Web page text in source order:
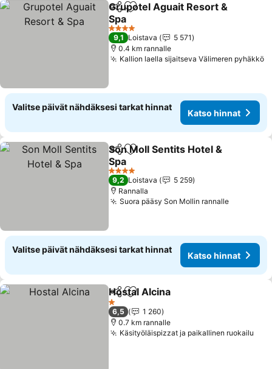
Jaa Lisää suosikkeihin
Grupotel Aguait Resort &
Spa
4 Tähtiluokitus
9,1 Loistava
5 571
0.4 km rannalle
Kallion laella sijaitseva Välimeren pyhäkkö
Valitse päivät nähdäksesi tarkat hinnat
Katso hinnat
Jaa Lisää suosikkeihin
Son Moll Sentits Hotel &
Spa
4 Tähtiluokitus
9,2 Loistava
5 259
Rannalla
Suora pääsy Son Mollin rannalle
Valitse päivät nähdäksesi tarkat hinnat
Katso hinnat
Jaa Lisää suosikkeihin
Hostal Alcina
1 Tähtiluokitus
6,5
1 260
0.7 km rannalle
Käsityöläispizzat ja paikallinen ruokailu